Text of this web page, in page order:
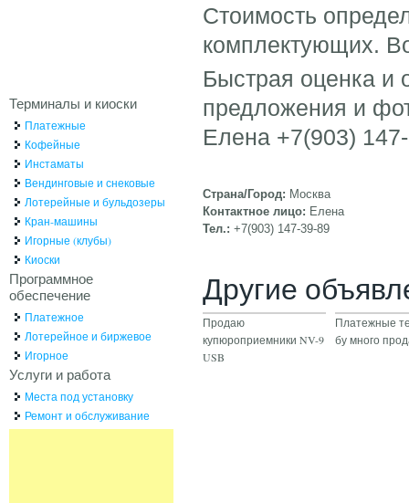
Стоимость
комплектующих.
Быстрая оценка и
предложения и
Елена +7(903)
Страна/Город: Москва
Контактное лицо: Елена
Тел.: +7(903) 147-39-89
Другие
Продаю
купюроприемники NV-9
USB
Платежные
бу много
Терминалы и киоски
Платежные
Кофейные
Инстаматы
Вендинговые и снековые
Лотерейные и бульдозеры
Кран-машины
Игорные (клубы)
Киоски
Программное
обеспечение
Платежное
Лотерейное и биржевое
Игорное
Услуги и работа
Места под установку
Ремонт и обслуживание